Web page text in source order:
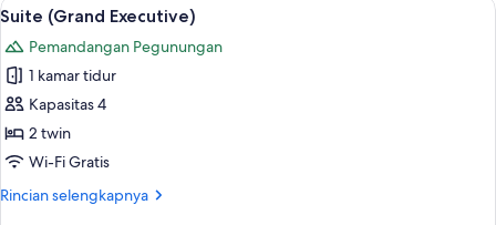
semua
foto
untuk
Suite
(Grand
Executive)
1
Suite (Grand Executive)
Pemandangan Pegunungan
1 kamar tidur
Kapasitas 4
2 twin
Wi-Fi Gratis
Rincian selengkapnya
Rincian